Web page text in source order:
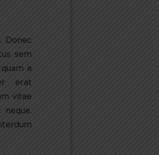
Donec
sem
a
erat
vitae